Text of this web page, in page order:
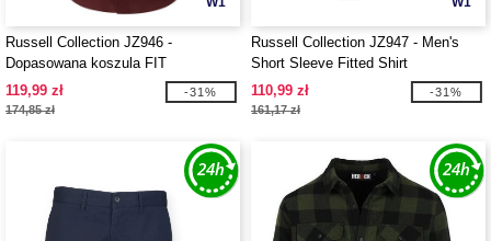
Russell Collection JZ946 -
Dopasowana koszula FIT
119,99 zł
174,85 zł
-31%
Russell Collection JZ947 - Men's
Short Sleeve Fitted Shirt
110,99 zł
161,17 zł
-31%